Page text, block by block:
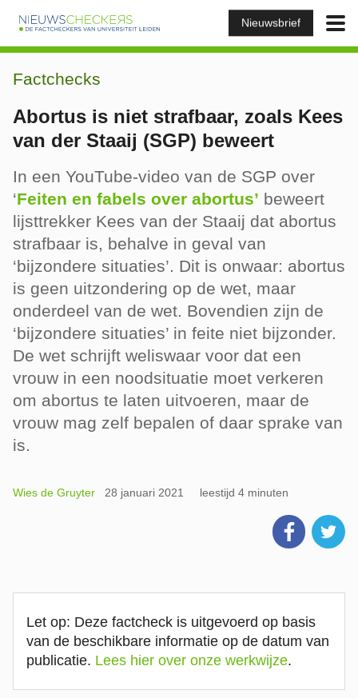
Nieuwsbrief
Factchecks
Abortus is niet strafbaar, zoals Kees
van der Staaij (SGP) beweert
In een YouTube-video van de SGP over
‘Feiten en fabels over abortus’ beweert
lijsttrekker Kees van der Staaij dat abortus
strafbaar is, behalve in geval van
‘bijzondere situaties’. Dit is onwaar: abortus
is geen uitzondering op de wet, maar
onderdeel van de wet. Bovendien zijn de
‘bijzondere situaties’ in feite niet bijzonder.
De wet schrijft weliswaar voor dat een
vrouw in een noodsituatie moet verkeren
om abortus te laten uitvoeren, maar de
vrouw mag zelf bepalen of daar sprake van
is.
Wies de Gruyter 28 januari 2021 leestijd 4 minuten
Let op: Deze factcheck is uitgevoerd op basis
van de beschikbare informatie op de datum van
publicatie. Lees hier over onze werkwijze.